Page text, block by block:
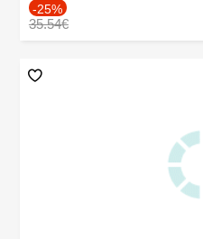
-25%
35.54€